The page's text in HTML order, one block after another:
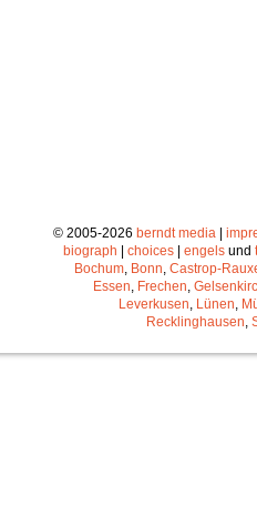
© 2005-2026 berndt media|
biograph
choices engels und
Bochum, Bonn, Castrop-
Essen, Frechen,
Leverkusen, Lünen,
Recklinghausen,